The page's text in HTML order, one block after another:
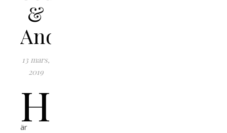
&
Andermatt
13 mars,
2019
H
är